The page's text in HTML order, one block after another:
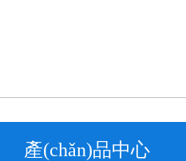
產(chǎn)品中心